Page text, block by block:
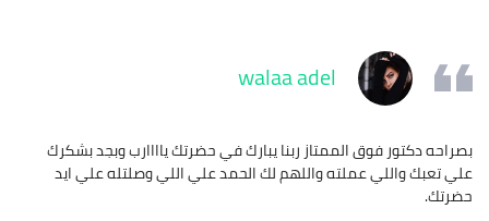
walaa adel
بصراحه دكتور فوق الممتاز ربنا يبارك في حضرتك ياااارب وبجد بشكرك
علي تعبك واللي عملته واللهم لك الحمد علي اللي وصلتله علي ايد
حضرتك.